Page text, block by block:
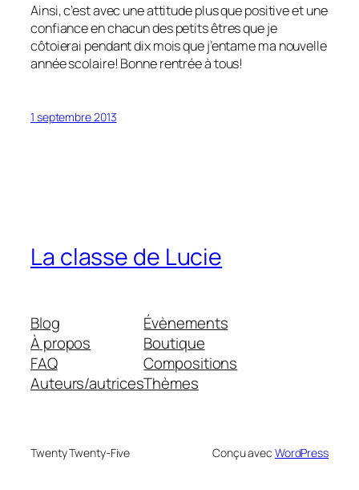
Ainsi, c’est avec une attitude plus que positive et une
confiance en chacun des petits êtres que je
côtoierai pendant dix mois que j’entame ma nouvelle
année scolaire! Bonne rentrée à tous!
1 septembre 2013
La classe de Lucie
Blog
À propos
FAQ
Auteurs/autrices
Évènements
Boutique
Compositions
Thèmes
Twenty Twenty-Five Conçu avec WordPress